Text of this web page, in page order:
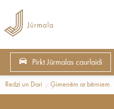
Pirkt Jūrmalas caurlaidi
Redzi un Dari Ģimenēm ar bērniem